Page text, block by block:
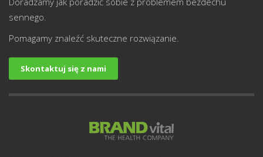
sennego.
Pomagamy znaleźć skuteczne rozwiązanie.
Skontaktuj się z nami